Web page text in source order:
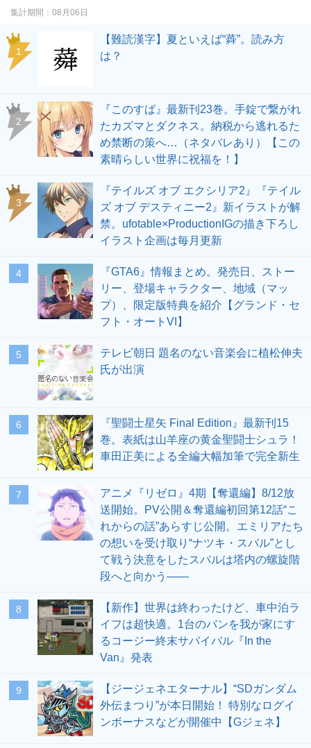
集計期間： 08月06日
1
【難読漢字】夏といえば“蕣”。読み方
は？
2
『このすば』最新刊23巻。手錠で繋がれ
たカズマとダクネス。納税から逃れるた
め禁断の策へ…（ネタバレあり）【この
素晴らしい世界に祝福を！】
3
『テイルズ オブ エクシリア2』『テイル
ズ オブ デスティニー2』新イラストが解
禁。ufotable×ProductionIGの描き下ろし
イラスト企画は毎月更新
4
『GTA6』情報まとめ。発売日、ストー
リー、登場キャラクター、地域（マッ
プ）、限定版特典を紹介【グランド・セ
フト・オートVI】
5
テレビ朝日 題名のない音楽会に植松伸夫
氏が出演
6
『聖闘士星矢 Final Edition』最新刊15
巻。表紙は山羊座の黄金聖闘士シュラ！
車田正美による全編大幅加筆で完全新生
7
アニメ『リゼロ』4期【奪還編】8/12放
送開始。PV公開＆奪還編初回第12話“こ
れからの話”あらすじ公開。エミリアたち
の想いを受け取り“ナツキ・スバル”とし
て戦う決意をしたスバルは塔内の螺旋階
段へと向かう――
8
【新作】世界は終わったけど、車中泊ラ
イフは超快適。1台のバンを我が家にす
るコージー終末サバイバル『In the
Van』発表
9
【ジージェネエターナル】“SDガンダム
外伝まつり”が本日開始！ 特別なログイ
ンボーナスなどが開催中【Gジェネ】